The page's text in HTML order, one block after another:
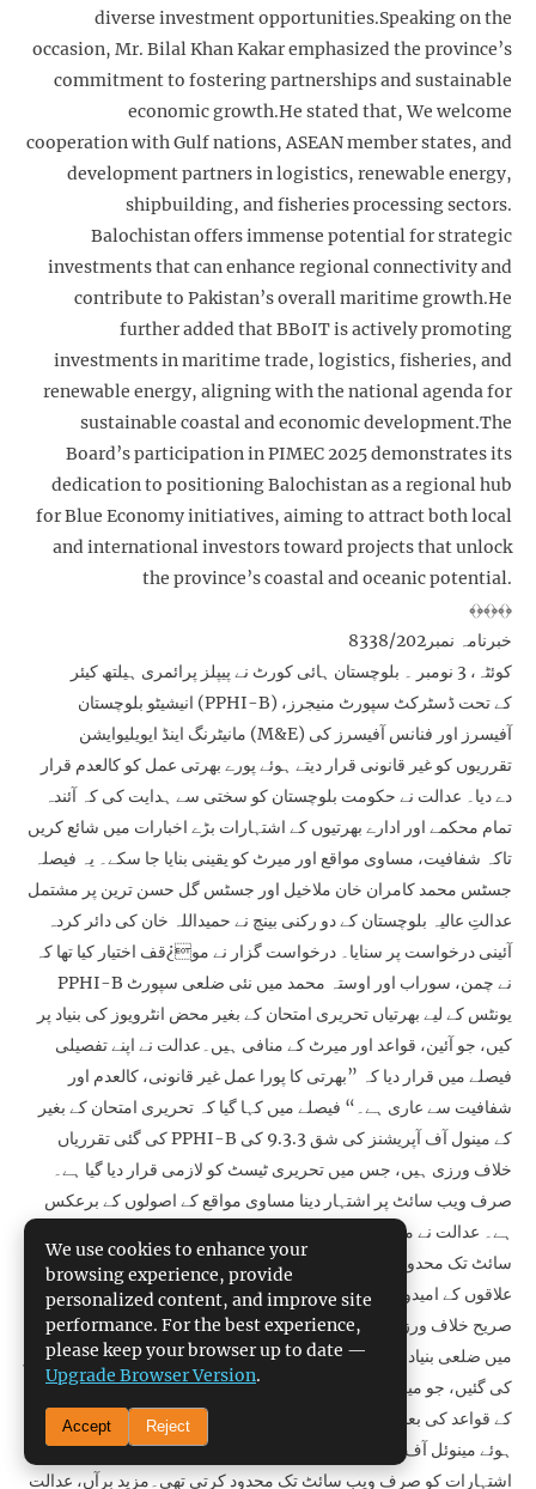
diverse investment opportunities.Speaking on the
occasion, Mr. Bilal Khan Kakar emphasized the province’s
commitment to fostering partnerships and sustainable
economic growth.He stated that, We welcome
cooperation with Gulf nations, ASEAN member states, and
development partners in logistics, renewable energy,
shipbuilding, and fisheries processing sectors.
Balochistan offers immense potential for strategic
investments that can enhance regional connectivity and
contribute to Pakistan’s overall maritime growth.He
further added that BBoIT is actively promoting
investments in maritime trade, logistics, fisheries, and
renewable energy, aligning with the national agenda for
sustainable coastal and economic development.The
Board’s participation in PIMEC 2025 demonstrates its
dedication to positioning Balochistan as a regional hub
for Blue Economy initiatives, aiming to attract both local
and international investors toward projects that unlock
the province’s coastal and oceanic potential.
﴾﴿﴾﴿﴾﴿
خبرنامہ نمبر8338/202
کوئٹہ، 3 نومبر ۔ بلوچستان ہائی کورٹ نے پیپلز پرائمری ہیلتھ کیئر
انیشیٹو بلوچستان (PPHI-B) کے تحت ڈسٹرکٹ سپورٹ منیجرز،
مانیٹرنگ اینڈ ایویلیوایشن (M&E) آفیسرز اور فنانس آفیسرز کی
تقرریوں کو غیر قانونی قرار دیتے ہوئے پورے بھرتی عمل کو کالعدم قرار
دے دیا۔ عدالت نے حکومت بلوچستان کو سختی سے ہدایت کی کہ آئندہ
تمام محکمے اور ادارے بھرتیوں کے اشتہارات بڑے اخبارات میں شائع کریں
تاکہ شفافیت، مساوی مواقع اور میرٹ کو یقینی بنایا جا سکے۔ یہ فیصلہ
جسٹس محمد کامران خان ملاخیل اور جسٹس گل حسن ترین پر مشتمل
عدالتِ عالیہ بلوچستان کے دو رکنی بینچ نے حمیداللہ خان کی دائر کردہ
آئینی درخواست پر سنایا۔ درخواست گزار نے مو¿قف اختیار کیا تھا کہ
PPHI-B نے چمن، سوراب اور اوستہ محمد میں نئی ضلعی سپورٹ
یونٹس کے لیے بھرتیاں تحریری امتحان کے بغیر محض انٹرویوز کی بنیاد پر
کیں، جو آئین، قواعد اور میرٹ کے منافی ہیں۔عدالت نے اپنے تفصیلی
فیصلے میں قرار دیا کہ ”بھرتی کا پورا عمل غیر قانونی، کالعدم اور
شفافیت سے عاری ہے۔“ فیصلے میں کہا گیا کہ تحریری امتحان کے بغیر
کی گئی تقرریاں PPHI-B کے مینول آف آپریشنز کی شق 9.3.3 کی
خلاف ورزی ہیں، جس میں تحریری ٹیسٹ کو لازمی قرار دیا گیا ہے۔
صرف ویب سائٹ پر اشتہار دینا مساوی مواقع کے اصولوں کے برعکس
ہے۔ عدالت نے مشاہدہ کیا کہ آسامیوں کی تشہیر صرف تنظیم کی ویب
سائٹ تک محدود رکھی گئی، جس کے باعث بلوچستان کے دور دراز
علاقوں کے امیدوار محروم رہ گئے۔ یہ عمل آئین کے آرٹیکل 18 اور 25 کی
صریح خلاف ورزی قرار پایا۔ عدالت نے یہ بھی نشاندہی کی کہ اشتہار
میں ضلعی بنیاد پر بھرتیوں کا وعدہ کیا گیا تھا مگر تقرریاں صوبائی بنیاد پر
کی گئیں، جو میرٹ اور شفافیت کے اصولوں سے متصادم ہے۔عدالت نے
PPHI-B کے قواعد کی بعض دفعات کو بھی آئین سے متصادم قرار دیتے
ہوئے مینوئل آف آپریشنز کی شق 9.3.2/1&2 کو کالعدم کر دیا، جو
اشتہارات کو صرف ویب سائٹ تک محدود کرتی تھی۔مزید برآں، عدالت
We use cookies to enhance your
browsing experience, provide
personalized content, and improve site
performance. For the best experience,
please keep your browser up to date —
Upgrade Browser Version.
Accept Reject